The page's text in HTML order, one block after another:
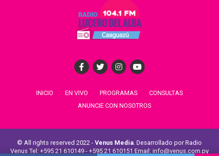
INICIO EN VIVO PROGRAMAS
CONSULTAS
ANUNCIE CON NOSOTROS
© All rights reserved 2022 - Venus Media. Desarrollado por Radio
Venus Tel: +595 21 610149 - +595 21 610151 Email: info@venus.com.py